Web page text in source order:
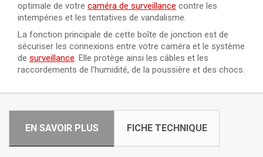
optimale de votre caméra de surveillance contre les
intempéries et les tentatives de vandalisme.
La fonction principale de cette boîte de jonction est de
sécuriser les connexions entre votre caméra et le système
de surveillance. Elle protège ainsi les câbles et les
raccordements de l'humidité, de la poussière et des chocs.
EN SAVOIR PLUS FICHE TECHNIQUE